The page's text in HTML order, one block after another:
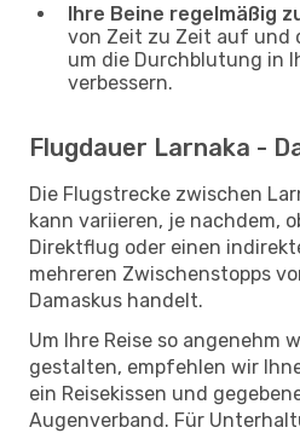
Ihre Beine regelmäßig
von Zeit zu Zeit auf und
um die Durchblutung in
verbessern.
Flugdauer Larnaka -
Die Flugstrecke zwischen
kann variieren, je nachdem,
Direktflug oder einen
mehreren Zwischenstopps
Damaskus handelt.
Um Ihre Reise so angenehm
gestalten, empfehlen wir
ein Reisekissen und
Augenverband. Für